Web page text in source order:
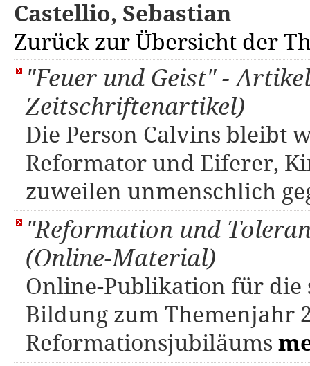
Castellio, Sebastian
Zurück zur Übersicht der
"Feuer und Geist" -
Zeitschriftenartikel)
Die Person Calvins bleibt
Reformator und Eiferer,
zuweilen unmenschlich
"Reformation und
(Online-Material)
Online-Publikation für die
Bildung zum Themenjahr
Reformationsjubiläums